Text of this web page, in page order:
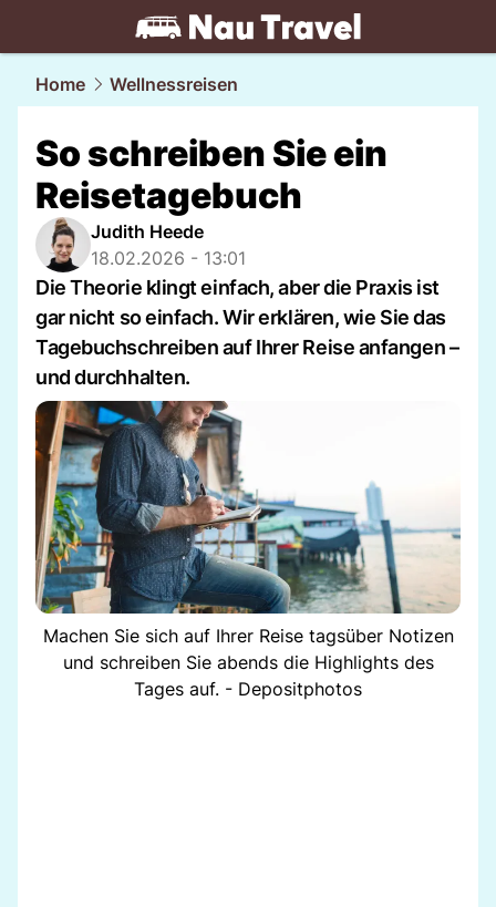
travel.NAU.ch
Home Wellnessreisen
So schreiben Sie ein
Reisetagebuch
Judith Heede
18.02.2026 - 13:01
Die Theorie klingt einfach, aber die Praxis ist
gar nicht so einfach. Wir erklären, wie Sie das
Tagebuchschreiben auf Ihrer Reise anfangen –
und durchhalten.
Machen Sie sich auf Ihrer Reise tagsüber Notizen
und schreiben Sie abends die Highlights des
Tages auf. - Depositphotos